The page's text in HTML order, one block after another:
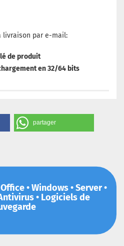
livraison par e-mail:
de produit
en 32/64 bits
partager
• Windows • Server •
• Logiciels de